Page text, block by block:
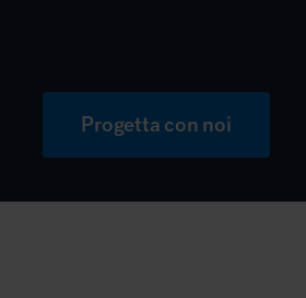
Progetta con noi